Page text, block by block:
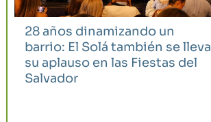
28 años dinamizando un
barrio: El Solá también se lleva
su aplauso en las Fiestas del
Salvador